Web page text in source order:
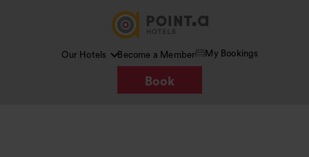
Our Hotels Become a Member My Bookings
Book